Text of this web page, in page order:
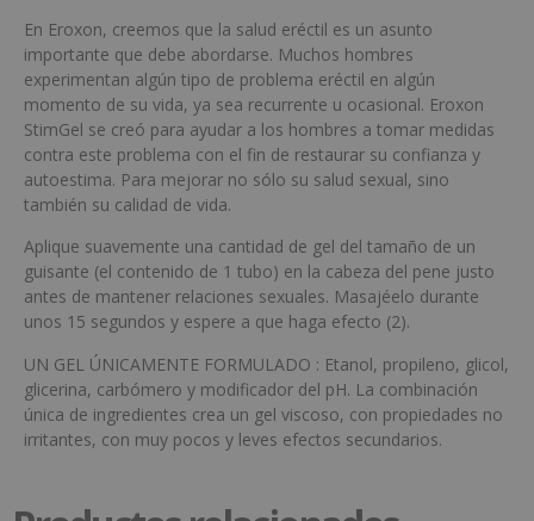
En Eroxon, creemos que la salud eréctil es un asunto
importante que debe abordarse. Muchos hombres
experimentan algún tipo de problema eréctil en algún
momento de su vida, ya sea recurrente u ocasional. Eroxon
StimGel se creó para ayudar a los hombres a tomar medidas
contra este problema con el fin de restaurar su confianza y
autoestima. Para mejorar no sólo su salud sexual, sino
también su calidad de vida.
Aplique suavemente una cantidad de gel del tamaño de un
guisante (el contenido de 1 tubo) en la cabeza del pene justo
antes de mantener relaciones sexuales. Masajéelo durante
unos 15 segundos y espere a que haga efecto (2).
UN GEL ÚNICAMENTE FORMULADO : Etanol, propileno, glicol,
glicerina, carbómero y modificador del pH. La combinación
única de ingredientes crea un gel viscoso, con propiedades no
irritantes, con muy pocos y leves efectos secundarios.